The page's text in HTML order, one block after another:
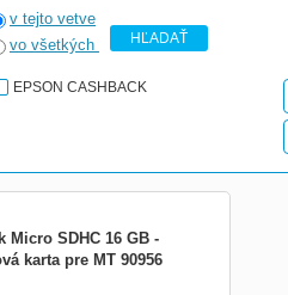
v tejto vetve
vo všetkých
HĽADAŤ
EPSON CASHBACK
Micro SDHC 16 GB -
karta pre MT 90956